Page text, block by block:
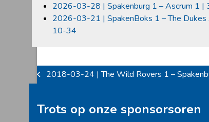
2026-03-28 | Spakenburg 1 – Ascrum 1 |
2026-03-21 | SpakenBoks 1 – The Dukes
10-34
previous
2018-03-24 | The Wild Rovers 1 –
Trots op onze sponsorsoren